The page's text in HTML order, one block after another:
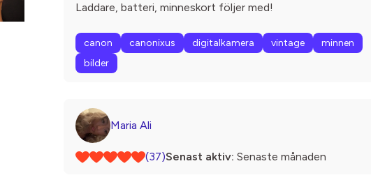
Laddare, batteri, minneskort följer med!
canon canonixus digitalkamera vintage
minnen
bilder
Maria Ali
(37)Senast aktiv: Senaste månaden